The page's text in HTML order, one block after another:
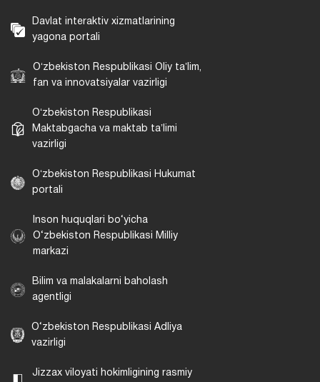
Davlat interaktiv xizmatlarining
yagona portali
Oʻzbekiston Respublikasi Oliy taʼlim,
fan va innovatsiyalar vazirligi
Oʻzbekiston Respublikasi
Maktabgacha va maktab taʼlimi
vazirligi
Oʻzbekiston Respublikasi Hukumat
portali
Inson huquqlari bo‘yicha
O‘zbekiston Respublikasi Milliy
markazi
Bilim va malakalarni baholash
agentligi
O‘zbekiston Respublikasi Adliya
vazirligi
Jizzax viloyati hokimligining rasmiy